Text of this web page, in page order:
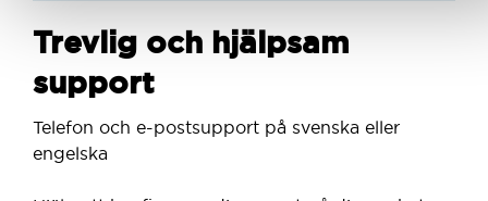
Trevlig och hjälpsam
support
Telefon och e-postsupport på svenska eller
engelska